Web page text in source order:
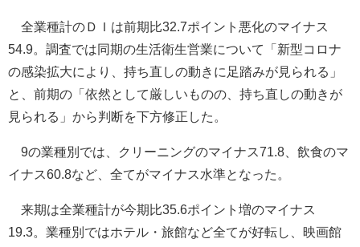
全業種計のＤＩは前期比32.7ポイント悪化のマイナス
54.9。調査では同期の生活衛生営業について「新型コロナ
の感染拡大により、持ち直しの動きに足踏みが見られる」
と、前期の「依然として厳しいものの、持ち直しの動きが
見られる」から判断を下方修正した。
9の業種別では、クリーニングのマイナス71.8、飲食のマ
イナス60.8など、全てがマイナス水準となった。
来期は全業種計が今期比35.6ポイント増のマイナス
19.3。業種別ではホテル・旅館など全てが好転し、映画館